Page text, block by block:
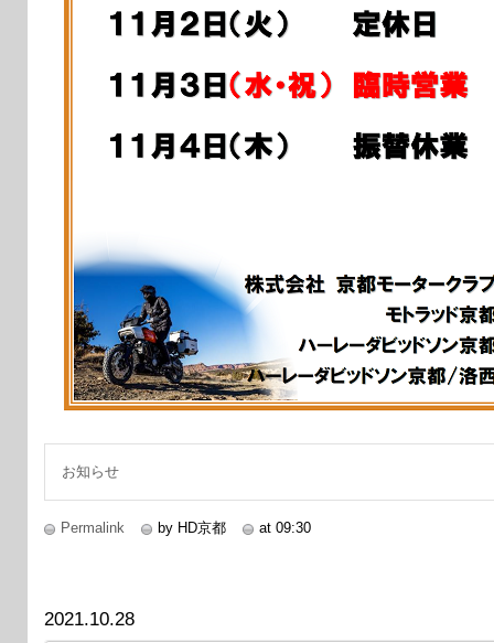
お知らせ
Permalink by HD京都 at 09:30
2021.10.28